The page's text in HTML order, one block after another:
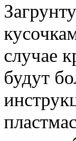
случае
будут